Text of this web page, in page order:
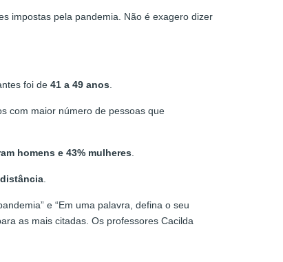
impostas pela pandemia. Não é exagero dizer
foi de 41 a 49 anos.
com maior número de pessoas que
homens e 43% mulheres.
.
e “Em uma palavra, defina o seu
as mais citadas. Os professores Cacilda